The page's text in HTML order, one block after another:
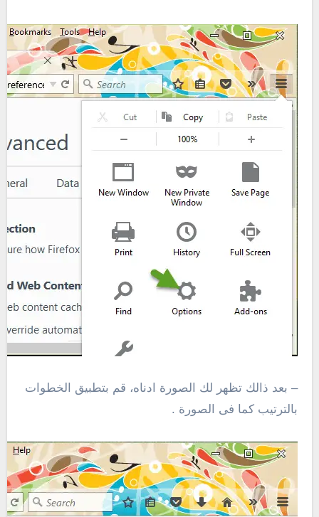
– بعد ذالك تظهر لك الصورة ادناه، قم بتطبيق الخطوات
بالترتيب كما فى الصورة .